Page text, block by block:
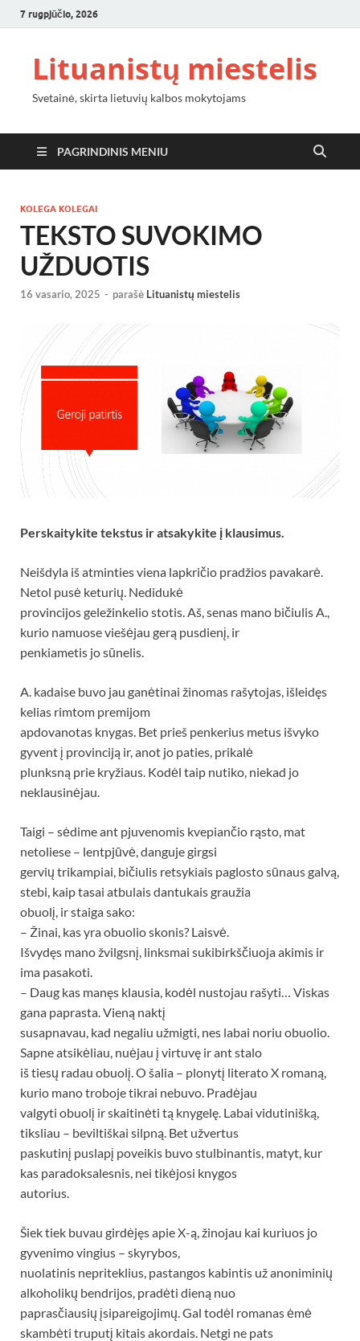
7 rugpjūčio, 2026
Lituanistų miestelis
Svetainė, skirta lietuvių kalbos mokytojams
PAGRINDINIS MENIU
KOLEGA KOLEGAI
TEKSTO SUVOKIMO
UŽDUOTIS
16 vasario, 2025 - parašė Lituanistų miestelis
Perskaitykite tekstus ir atsakykite į klausimus.
Neišdyla iš atminties viena lapkričio pradžios pavakarė.
Netol pusė keturių. Nedidukė
provincijos geležinkelio stotis. Aš, senas mano bičiulis A.,
kurio namuose viešėjau gerą pusdienį, ir
penkiametis jo sūnelis.
A. kadaise buvo jau ganėtinai žinomas rašytojas, išleidęs
kelias rimtom premijom
apdovanotas knygas. Bet prieš penkerius metus išvyko
gyvent į provinciją ir, anot jo paties, prikalė
plunksną prie kryžiaus. Kodėl taip nutiko, niekad jo
neklausinėjau.
Taigi – sėdime ant pjuvenomis kvepiančio rąsto, mat
netoliese – lentpjūvė, danguje girgsi
gervių trikampiai, bičiulis retsykiais paglosto sūnaus galvą,
stebi, kaip tasai atbulais dantukais graužia
obuolį, ir staiga sako:
– Žinai, kas yra obuolio skonis? Laisvė.
Išvydęs mano žvilgsnį, linksmai sukibirkščiuoja akimis ir
ima pasakoti.
– Daug kas manęs klausia, kodėl nustojau rašyti… Viskas
gana paprasta. Vieną naktį
susapnavau, kad negaliu užmigti, nes labai noriu obuolio.
Sapne atsikėliau, nuėjau į virtuvę ir ant stalo
iš tiesų radau obuolį. O šalia – plonytį literato X romaną,
kurio mano troboje tikrai nebuvo. Pradėjau
valgyti obuolį ir skaitinėti tą knygelę. Labai vidutinišką,
tiksliau – beviltiškai silpną. Bet užvertus
paskutinį puslapį poveikis buvo stulbinantis, matyt, kur
kas paradoksalesnis, nei tikėjosi knygos
autorius.
Šiek tiek buvau girdėjęs apie X-ą, žinojau kai kuriuos jo
gyvenimo vingius – skyrybos,
nuolatinis nepriteklius, pastangos kabintis už anoniminių
alkoholikų bendrijos, pradėti dieną nuo
paprasčiausių įsipareigojimų. Gal todėl romanas ėmė
skambėti truputį kitais akordais. Netgi ne pats